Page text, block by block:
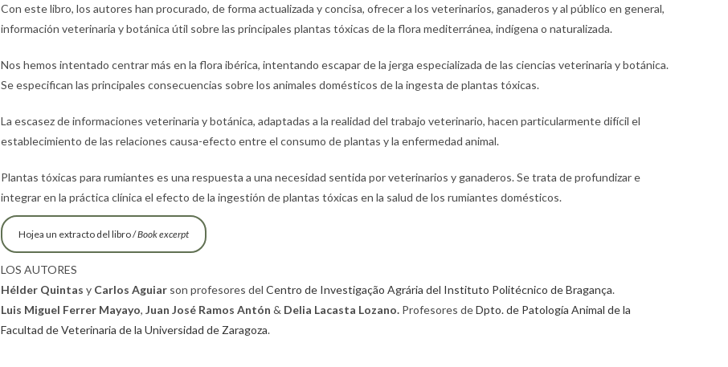
Con este libro, los autores han procurado, de forma actualizada y concisa, ofrecer a los veterinarios, ganaderos y al público en general,
información veterinaria y botánica útil sobre las principales plantas tóxicas de la flora mediterránea, indígena o naturalizada.
Nos hemos intentado centrar más en la flora ibérica, intentando escapar de la jerga especializada de las ciencias veterinaria y botánica.
Se especifican las principales consecuencias sobre los animales domésticos de la ingesta de plantas tóxicas.
La escasez de informaciones veterinaria y botánica, adaptadas a la realidad del trabajo veterinario, hacen particularmente difícil el
establecimiento de las relaciones causa-efecto entre el consumo de plantas y la enfermedad animal.
Plantas tóxicas para rumiantes es una respuesta a una necesidad sentida por veterinarios y ganaderos. Se trata de profundizar e
integrar en la práctica clínica el efecto de la ingestión de plantas tóxicas en la salud de los rumiantes domésticos.
Hojea un extracto del libro /Book excerpt
LOS AUTORES
Hélder Quintas y Carlos Aguiar son profesores del Centro de Investigação Agrária del Instituto Politécnico de Bragança.
Luis Miguel Ferrer Mayayo, Juan José Ramos Antón & Delia Lacasta Lozano. Profesores deDpto. de Patología Animal de la
Facultad de Veterinaria de la Universidad de Zaragoza.